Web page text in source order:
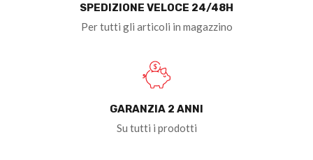
SPEDIZIONE VELOCE 24/48H
Per tutti gli articoli in magazzino
GARANZIA 2 ANNI
Su tutti i prodotti